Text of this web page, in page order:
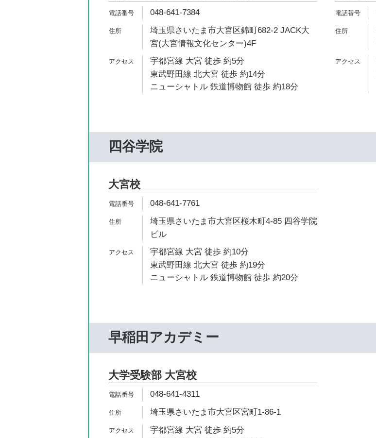
048-641-7384
埼玉県さいたま市大宮区錦町682-2 JACK大
宮(大宮情報文化センター)4F
宇都宮線 大宮 徒歩 約5分
東武野田線 北大宮 徒歩 約14分
ニューシャトル 鉄道博物館 徒歩 約18分
四谷学院
大宮校
048-641-7761
埼玉県さいたま市大宮区桜木町4-85 四谷学院
ビル
宇都宮線 大宮 徒歩 約10分
東武野田線 北大宮 徒歩 約19分
ニューシャトル 鉄道博物館 徒歩 約20分
早稲田アカデミー
大学受験部 大宮校
048-641-4311
埼玉県さいたま市大宮区宮町1-86-1
宇都宮線 大宮 徒歩 約5分